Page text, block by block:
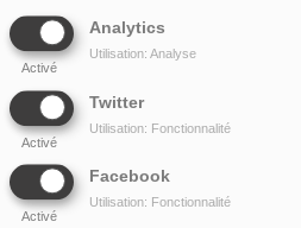
Analytics
Activé
Utilisation: Analyse
Twitter
Activé
Utilisation: Fonctionnalité
Facebook
Activé
Utilisation: Fonctionnalité
Vous devez être connecté pour